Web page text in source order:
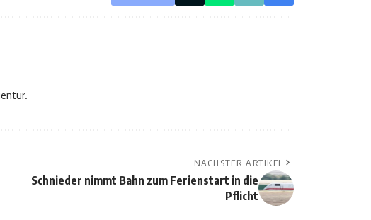
NÄCHSTER ARTIKEL
Schnieder nimmt Bahn zum Ferienstart in die
Pflicht